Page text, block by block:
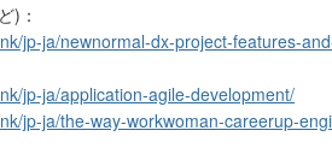
)：
jp-ja/newnormal-dx-project-features-
jp-ja/application-agile-development/
jp-ja/the-way-workwoman-careerup-